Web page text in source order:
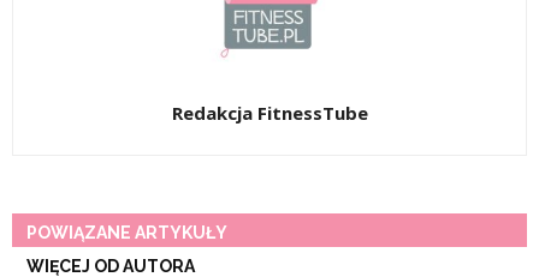
Redakcja FitnessTube
POWIĄZANE ARTYKUŁY
WIĘCEJ OD AUTORA